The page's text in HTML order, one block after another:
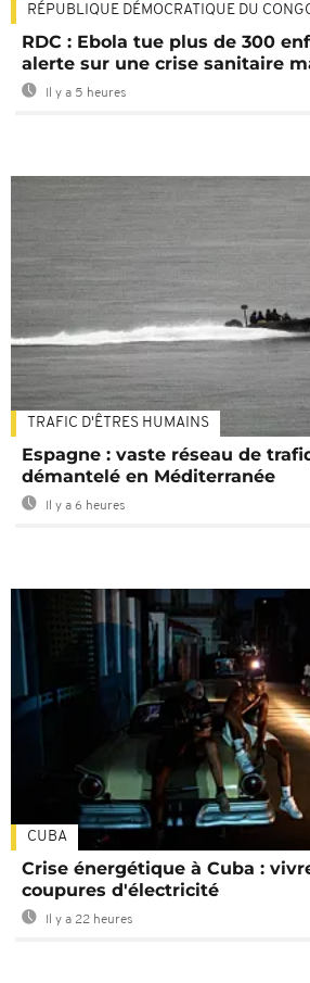
RÉPUBLIQUE DÉMOCRATIQUE DU
RDC : Ebola tue plus de 300
alerte sur une crise sanitaire
Il y a 5 heures
TRAFIC D'ÊTRES HUMAINS
Espagne : vaste réseau de
démantelé en Méditerranée
Il y a 6 heures
CUBA
Crise énergétique à Cuba :
coupures d'électricité
Il y a 22 heures